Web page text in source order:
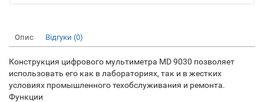
Опис Відгуки (0)
Конструкция цифрового мультиметра MD 9030 позволяет
использовать его как в лабораториях, так и в жестких
условиях промышленного техобслуживания и ремонта.
Функции